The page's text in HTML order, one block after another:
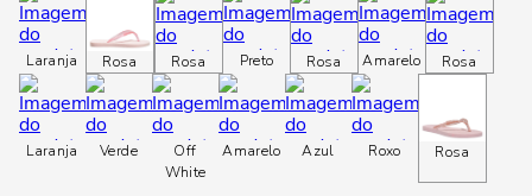
Laranja Rosa Rosa Preto Rosa Amarelo Rosa
Laranja Verde
Off
White
Amarelo Azul Roxo Rosa